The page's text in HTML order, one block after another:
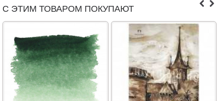
С ЭТИМ ТОВАРОМ ПОКУПАЮТ